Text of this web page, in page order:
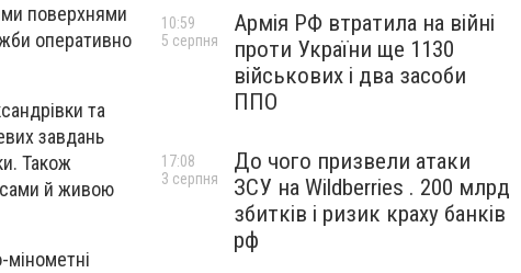
поверхнями
оперативно
та
завдань
Також
й живою
Армія РФ втратила на війні
проти України ще 1130
військових і два засоби
ППО
10:59
5 серпня
До чого призвели атаки
ЗСУ на Wildberries . 200 млрд
збитків і ризик краху банків
рф
17:08
3 серпня